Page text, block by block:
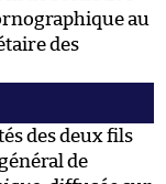
au
des
des deux fils
de